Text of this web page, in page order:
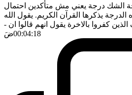
الشك درجة يعني مش متأكدين احتمال
الدرجة يذكرها القرآن الكريم. يقول الله
كفروا بالاخرة يقول انهم قالوا ان -
00:04:18ضَ